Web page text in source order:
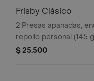
Frisby Clásico
2 Presas apanadas,
repollo personal (145
(325 ml)
$ 25.500